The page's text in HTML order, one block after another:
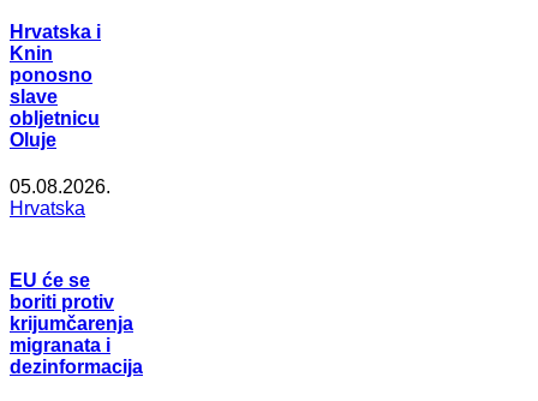
Hrvatska i
Knin
ponosno
slave
obljetnicu
Oluje
05.08.2026.
Hrvatska
EU će se
boriti protiv
krijumčarenja
migranata i
dezinformacija